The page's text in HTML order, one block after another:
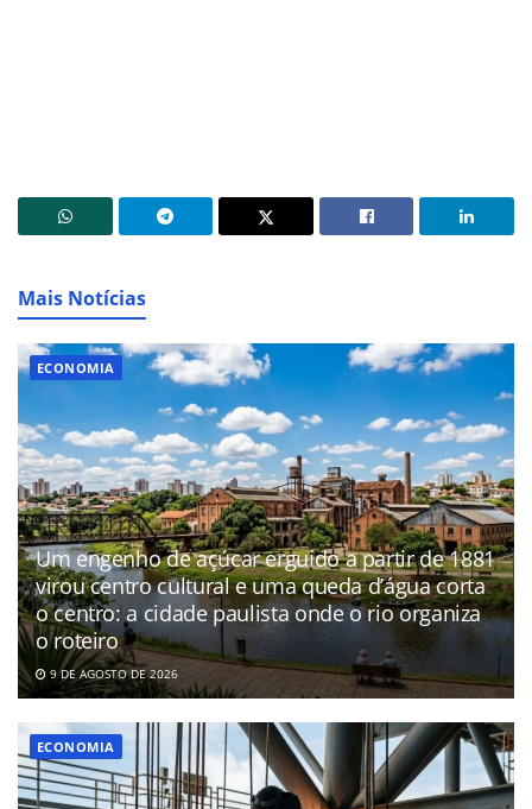
Mais Notícias
ECONOMIA
Um engenho de açúcar erguido a partir de 1881
virou centro cultural e uma queda d’água corta
o centro: a cidade paulista onde o rio organiza
o roteiro
9 DE AGOSTO DE 2026
ECONOMIA